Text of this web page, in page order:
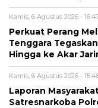
Kamis, 6 Agustus 2026 -
Perkuat Perang
Tenggara
Hingga ke Akar
Kamis, 6 Agustus 2026 -
Laporan
Satresnarkoba